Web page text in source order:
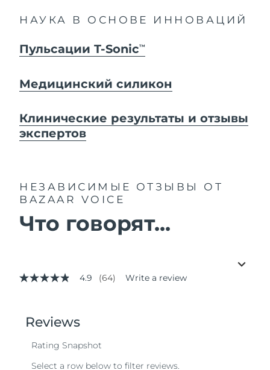
НАУКА В ОСНОВЕ ИННОВАЦИЙ
Пульсации T-SonicTM
Медицинский силикон
Клинические результаты и отзывы
экспертов
НЕЗАВИСИМЫЕ ОТЗЫВЫ
ОТ
BAZAAR VOICE
Что говорят...
4.9
stars,
average
value.
4.9 (64) Write a review